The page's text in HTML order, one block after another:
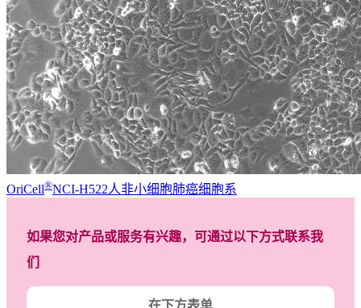
OriCell®NCI-H522人非小细胞肺癌细胞系
如果您对产品或服务有兴趣，可通过以下方式联系我
们
在下方表单